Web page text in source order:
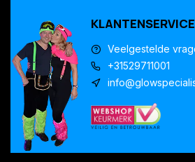
KLANTENSERVICE
Veelgestelde
+31529711001